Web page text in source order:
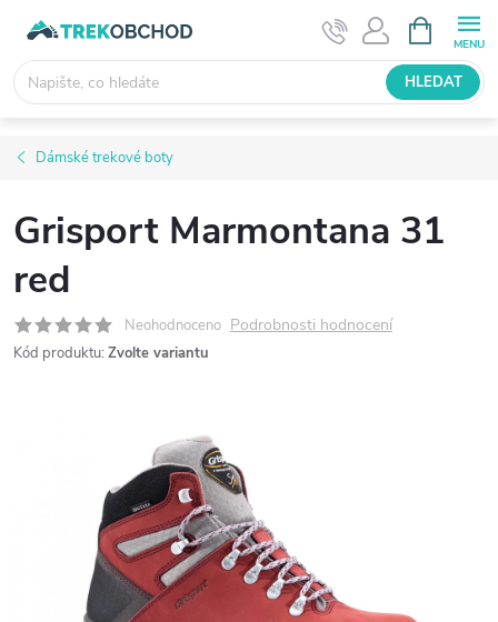
obsah
NÁKUPNÍ
KOŠÍK
HLEDAT
Dámské trekové boty
Grisport Marmontana 31
red
Neohodnoceno Podrobnosti hodnocení
Kód produktu: Zvolte variantu